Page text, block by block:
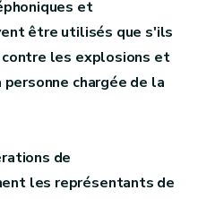
et
être utilisés que s'ils
les explosions et
chargée de la
de
les représentants de